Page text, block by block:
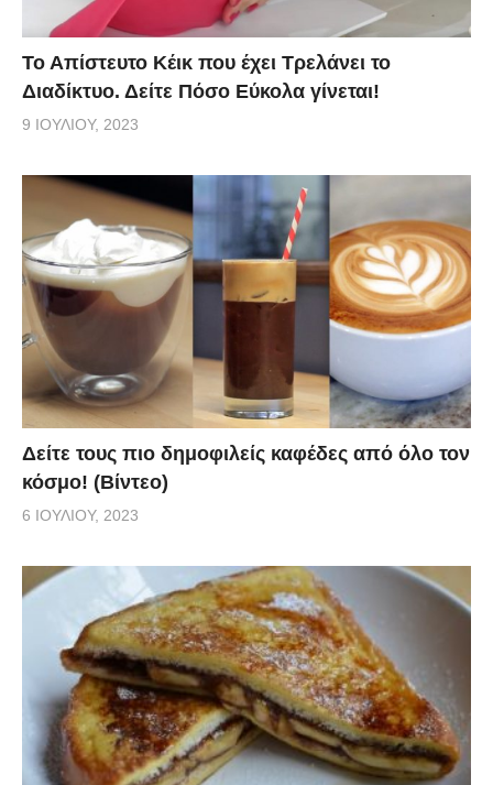
Το Απίστευτο Κέικ που έχει Τρελάνει το
Διαδίκτυο. Δείτε Πόσο Εύκολα γίνεται!
9 ΙΟΥΛΊΟΥ, 2023
Δείτε τους πιο δημοφιλείς καφέδες από όλο τον
κόσμο! (Βίντεο)
6 ΙΟΥΛΊΟΥ, 2023